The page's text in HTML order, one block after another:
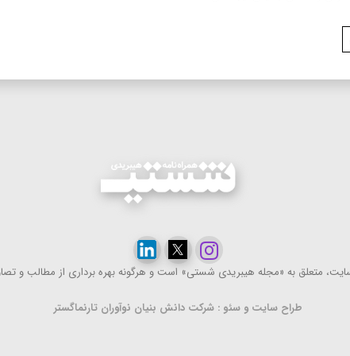
متعلق به «مجله هیبریدی شستی» است و هرگونه بهره ‌برداری از مطالب و
طراح سایت و سئو : شرکت دانش بنیان نوآوران تارنماگستر